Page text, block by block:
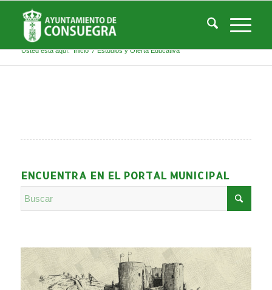
Listado de la etiqueta: Estudios y Oferta
Educativa
Usted está aquí: Inicio / Estudios y Oferta Educativa
ENCUENTRA EN EL PORTAL MUNICIPAL